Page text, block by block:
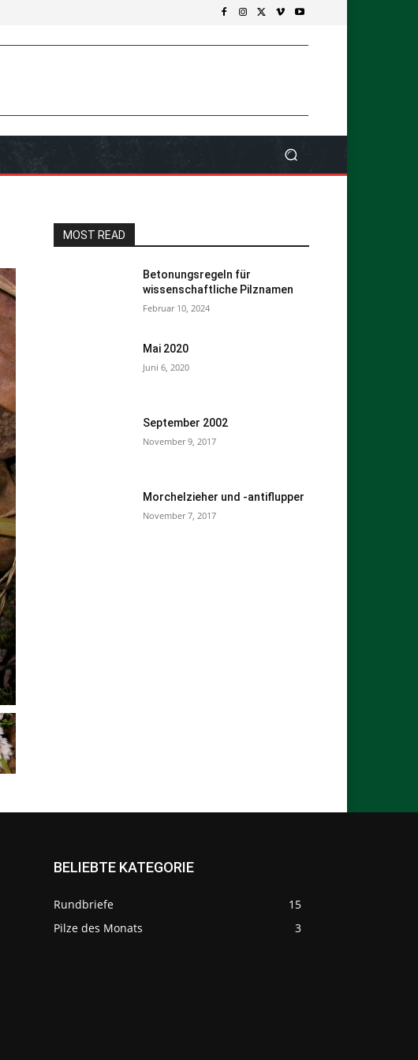
MOST READ
Betonungsregeln für
wissenschaftliche Pilznamen
Februar 10, 2024
Mai 2020
Juni 6, 2020
September 2002
November 9, 2017
Morchelzieher und -antiflupper
November 7, 2017
BELIEBTE KATEGORIE
Rundbriefe
15
Pilze des Monats
3